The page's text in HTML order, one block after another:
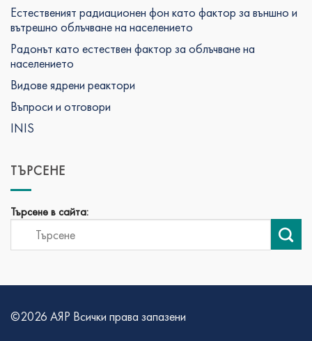
Естественият радиационен фон като фактор за външно и
вътрешно облъчване на населението
Радонът като естествен фактор за облъчване на
населението
Видове ядрени реактори
Въпроси и отговори
INIS
ТЪРСЕНЕ
Търсене в сайта:
©2026 АЯР Всички права запазени